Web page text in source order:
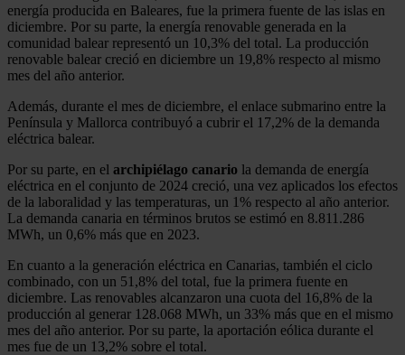
energía producida en Baleares, fue la primera fuente de las islas en
diciembre. Por su parte, la energía renovable generada en la
comunidad balear representó un 10,3% del total. La producción
renovable balear creció en diciembre un 19,8% respecto al mismo
mes del año anterior.
Además, durante el mes de diciembre, el enlace submarino entre la
Península y Mallorca contribuyó a cubrir el 17,2% de la demanda
eléctrica balear.
Por su parte, en el archipiélago canario la demanda de energía
eléctrica en el conjunto de 2024 creció, una vez aplicados los efectos
de la laboralidad y las temperaturas, un 1% respecto al año anterior.
La demanda canaria en términos brutos se estimó en 8.811.286
MWh, un 0,6% más que en 2023.
En cuanto a la generación eléctrica en Canarias, también el ciclo
combinado, con un 51,8% del total, fue la primera fuente en
diciembre. Las renovables alcanzaron una cuota del 16,8% de la
producción al generar 128.068 MWh, un 33% más que en el mismo
mes del año anterior. Por su parte, la aportación eólica durante el
mes fue de un 13,2% sobre el total.